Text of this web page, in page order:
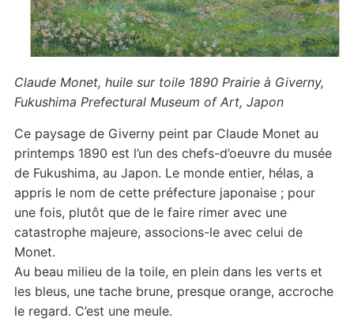
Claude Monet, huile sur toile 1890 Prairie à Giverny,
Fukushima Prefectural Museum of Art, Japon
Ce paysage de Giverny peint par Claude Monet au
printemps 1890 est l’un des chefs-d’oeuvre du musée
de Fukushima, au Japon. Le monde entier, hélas, a
appris le nom de cette préfecture japonaise ; pour
une fois, plutôt que de le faire rimer avec une
catastrophe majeure, associons-le avec celui de
Monet.
Au beau milieu de la toile, en plein dans les verts et
les bleus, une tache brune, presque orange, accroche
le regard. C’est une meule.